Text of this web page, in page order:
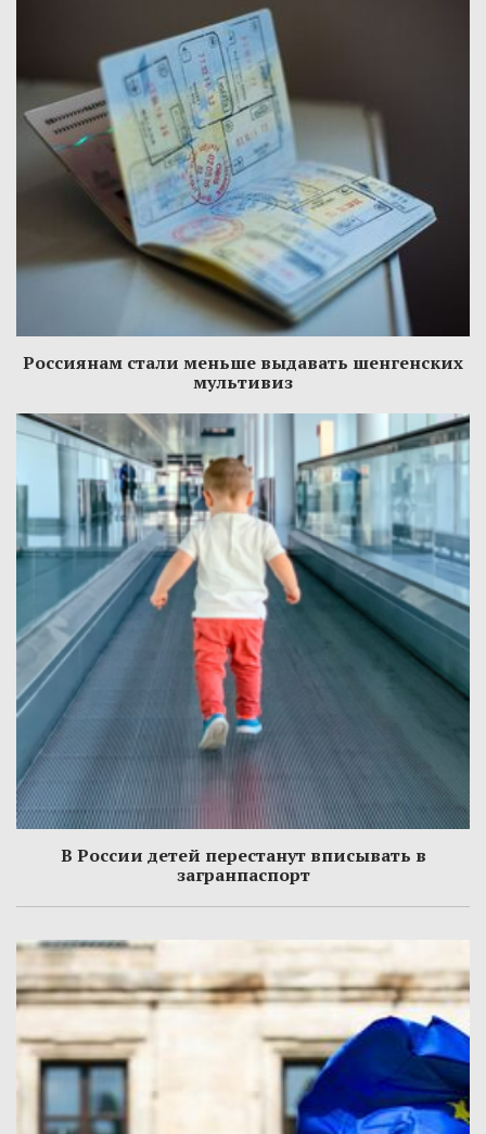
Россиянам стали меньше выдавать шенгенских
мультивиз
В России детей перестанут вписывать в
загранпаспорт